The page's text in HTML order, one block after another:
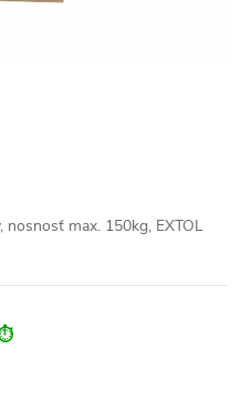
max. 150kg, EXTOL